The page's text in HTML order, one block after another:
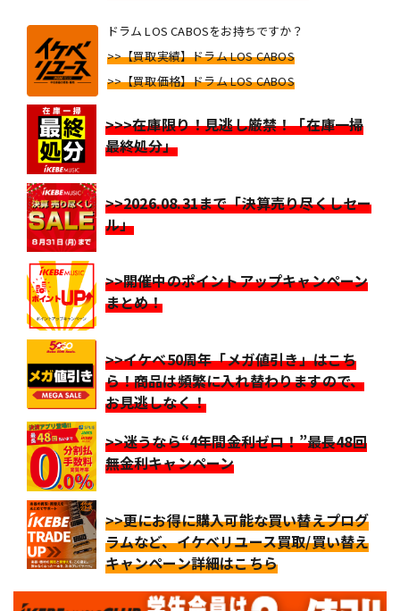
ドラム LOS CABOSをお持ちですか？
>>【買取実績】ドラム LOS CABOS
>>【買取価格】ドラム LOS CABOS
>>>在庫限り！見逃し厳禁！「在庫一掃
最終処分」
>>2026.08.31まで「決算売り尽くしセー
ル」
>>開催中のポイントアップキャンペーン
まとめ！
>>イケベ50周年「メガ値引き」はこち
ら！商品は頻繁に入れ替わりますので、
お見逃しなく！
>>迷うなら“4年間金利ゼロ！”最長48回
無金利キャンペーン
>>更にお得に購入可能な買い替えプログ
ラムなど、イケベリユース買取/買い替え
キャンペーン詳細はこちら